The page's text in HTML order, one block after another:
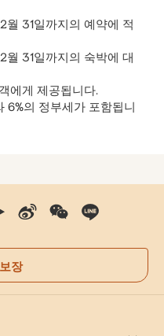
월 31일까지의 예약에 적
월 31일까지의 숙박에 대
에게 제공됩니다.
6%의 정부세가 포함됩니
장